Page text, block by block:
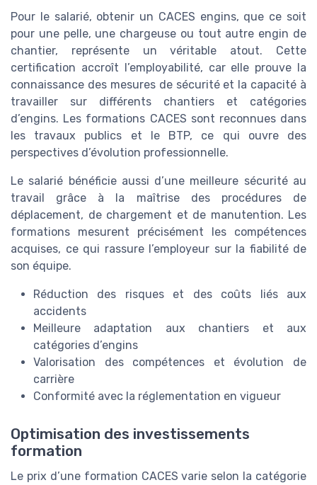
Pour le salarié, obtenir un CACES engins, que ce soit
pour une pelle, une chargeuse ou tout autre engin de
chantier, représente un véritable atout. Cette
certification accroît l’employabilité, car elle prouve la
connaissance des mesures de sécurité et la capacité à
travailler sur différents chantiers et catégories
d’engins. Les formations CACES sont reconnues dans
les travaux publics et le BTP, ce qui ouvre des
perspectives d’évolution professionnelle.
Le salarié bénéficie aussi d’une meilleure sécurité au
travail grâce à la maîtrise des procédures de
déplacement, de chargement et de manutention. Les
formations mesurent précisément les compétences
acquises, ce qui rassure l’employeur sur la fiabilité de
son équipe.
Réduction des risques et des coûts liés aux
accidents
Meilleure adaptation aux chantiers et aux
catégories d’engins
Valorisation des compétences et évolution de
carrière
Conformité avec la réglementation en vigueur
Optimisation des investissements
formation
Le prix d’une formation CACES varie selon la catégorie